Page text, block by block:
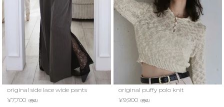
original side lace wide pants
¥7,700 （税込）
original puffy polo knit
¥9,900（税込）